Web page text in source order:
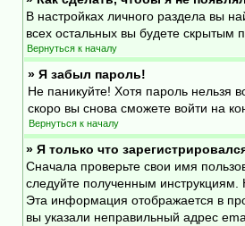
В настройках личного раздела вы
всех остальных вы будете скрытым
Вернуться к началу
» Я забыл пароль!
Не паникуйте! Хотя пароль нельзя
скоро вы снова сможете войти на
Вернуться к началу
» Я только что
Сначала проверьте свои имя
следуйте полученным
Эта информация отображается в
вы указали неправильный адрес